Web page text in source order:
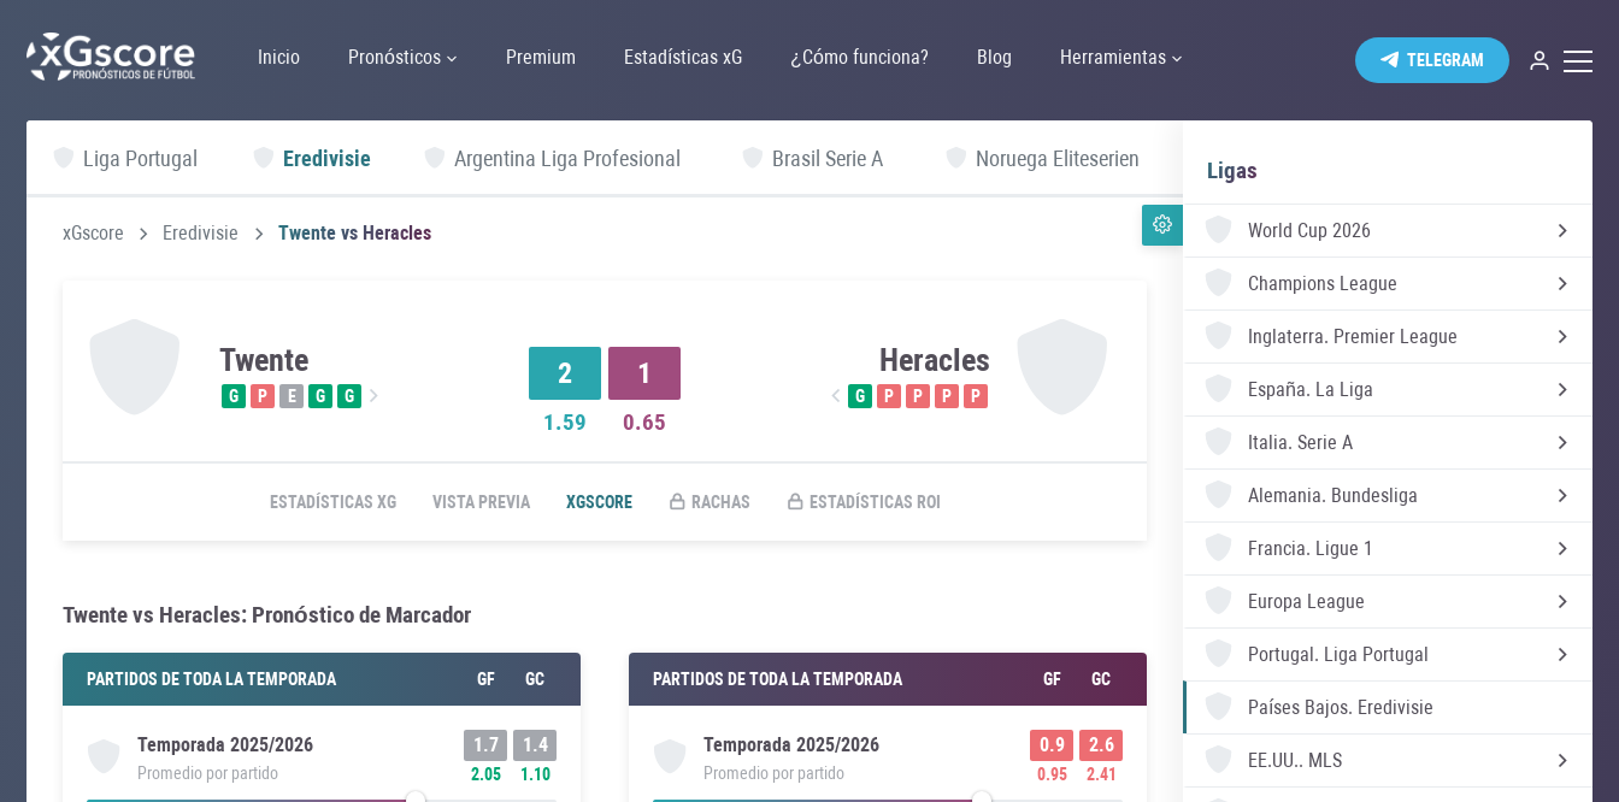
Inicio Pronósticos Premium Estadísticas xG ¿Cómo funciona? Blog Herramientas TELEGRAM
Liga Portugal Eredivisie Argentina Liga Profesional Brasil Serie A Noruega Eliteserien
xGscore Eredivisie Twente vs Heracles
Twente
G P E G G
2
1.59
1
0.65
Heracles
G P P P P
ESTADÍSTICAS XG VISTA PREVIA XGSCORE RACHAS ESTADÍSTICAS ROI
Twente vs Heracles: Pronóstico de Marcador
PARTIDOS DE TODA LA TEMPORADA GF GC
Temporada 2025/2026
Promedio por partido
1.7
2.05
1.4
1.10
PARTIDOS DE TODA LA TEMPORADA GF GC
Temporada 2025/2026
Promedio por partido
0.9
0.95
2.6
2.41
Ligas
World Cup 2026
Champions League
Inglaterra. Premier League
España. La Liga
Italia. Serie A
Alemania. Bundesliga
Francia. Ligue 1
Europa League
Portugal. Liga Portugal
Países Bajos. Eredivisie
EE.UU.. MLS